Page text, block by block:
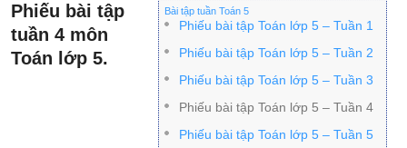
Bài tập tuần Toán 5
Phiếu bài tập Toán lớp 5 – Tuần 1
Phiếu bài tập Toán lớp 5 – Tuần 2
Phiếu bài tập Toán lớp 5 – Tuần 3
Phiếu bài tập Toán lớp 5 – Tuần 4
Phiếu bài tập Toán lớp 5 – Tuần 5
Phiếu bài tập
tuần 4 môn
Toán lớp 5.